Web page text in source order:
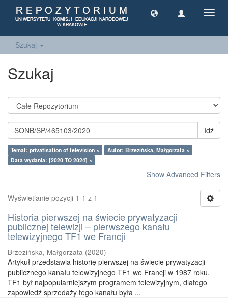
Szukaj
Szukaj
Idź
Temat: privatisation of television ×
Autor: Brzezińska, Małgorzata ×
Data wydania: [2020 TO 2024] ×
Show Advanced Filters
Wyświetlanie pozycji 1-1 z 1
Historia pierwszej na świecie prywatyzacji
publicznej telewizji – pierwszego kanału
telewizyjnego TF1 we Francji
Brzezińska, Małgorzata (2020)
Artykuł przedstawia historię pierwszej na świecie prywatyzacji
publicznego kanału telewizyjnego TF1 we Francji w 1987 roku.
TF1 był najpopularniejszym programem telewizyjnym, dlatego
zapowiedź sprzedaży tego kanału była ...